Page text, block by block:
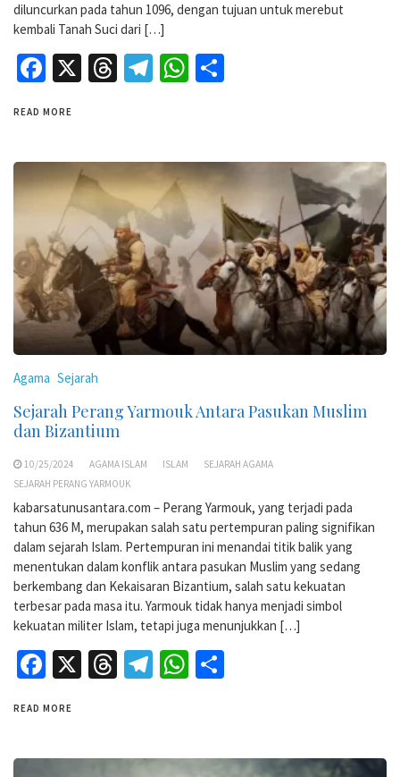
diluncurkan pada tahun 1096, dengan tujuan untuk merebut
kembali Tanah Suci dari […]
Facebook
X Threads
Telegram
WhatsApp
READ MORE
Agama Sejarah
Sejarah Perang Yarmouk Antara Pasukan Muslim
dan Bizantium
10/25/2024 AGAMA ISLAM ISLAM
SEJARAH AGAMA
SEJARAH PERANG YARMOUK
kabarsatunusantara.com – Perang Yarmouk, yang terjadi pada
tahun 636 M, merupakan salah satu pertempuran paling signifikan
dalam sejarah Islam. Pertempuran ini menandai titik balik yang
menentukan dalam konflik antara pasukan Muslim yang sedang
berkembang dan Kekaisaran Bizantium, salah satu kekuatan
terbesar pada masa itu. Yarmouk tidak hanya menjadi simbol
kekuatan militer Islam, tetapi juga menunjukkan […]
Facebook
X Threads
Telegram
WhatsApp
READ MORE